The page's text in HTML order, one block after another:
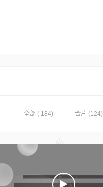
全部 ( 184) 合片 (124)